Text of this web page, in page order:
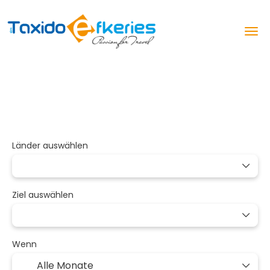
Länder auswählen
Ziel auswählen
Wenn